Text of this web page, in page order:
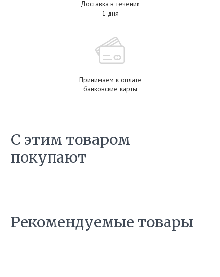
Доставка в течении
1 дня
Принимаем к оплате
банковские карты
С этим товаром
покупают
Рекомендуемые товары